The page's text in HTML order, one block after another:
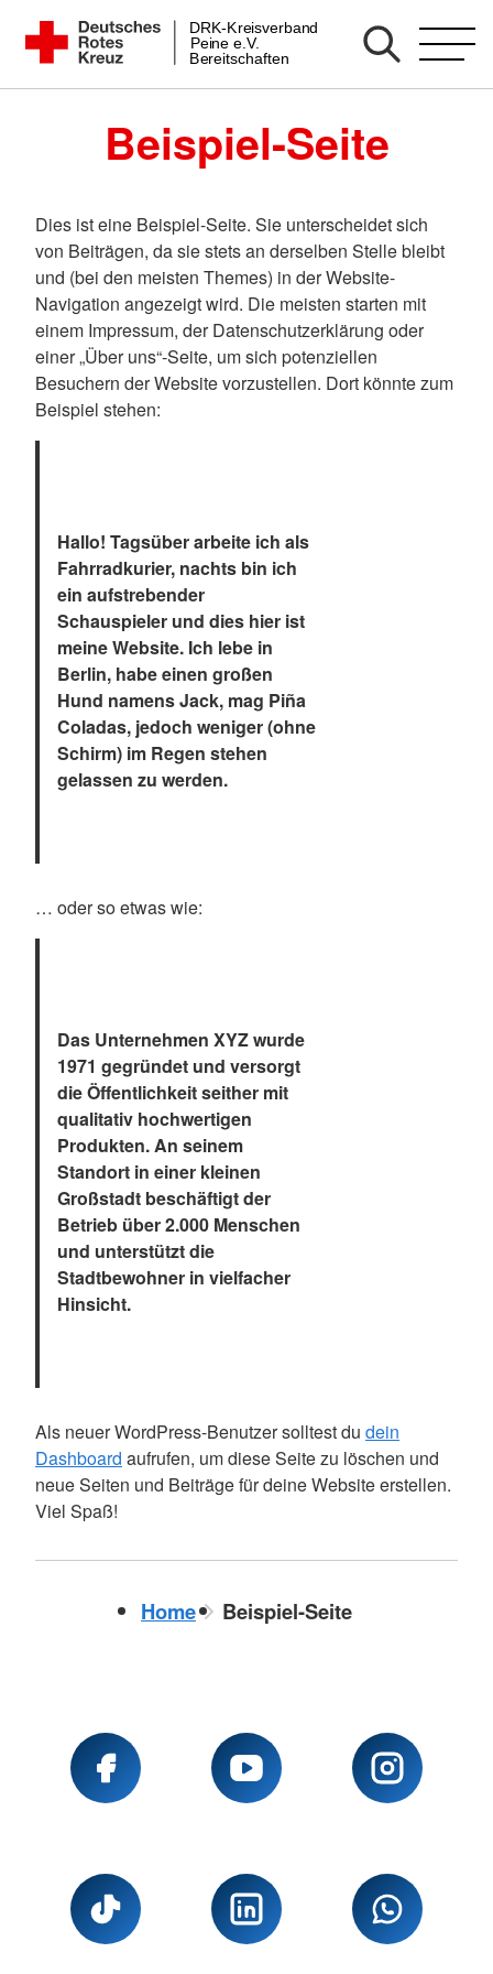
Zum
Inhalt
springen
DRK Bereitschaft Peine
Bereitschaften
Peine e.V.
DRK-Kreisverband
Beispiel-Seite
Dies ist eine Beispiel-Seite. Sie unterscheidet sich
von Beiträgen, da sie stets an derselben Stelle bleibt
und (bei den meisten Themes) in der Website-
Navigation angezeigt wird. Die meisten starten mit
einem Impressum, der Datenschutzerklärung oder
einer „Über uns“-Seite, um sich potenziellen
Besuchern der Website vorzustellen. Dort könnte zum
Beispiel stehen:
Hallo! Tagsüber arbeite ich als
Fahrradkurier, nachts bin ich
ein aufstrebender
Schauspieler und dies hier ist
meine Website. Ich lebe in
Berlin, habe einen großen
Hund namens Jack, mag Piña
Coladas, jedoch weniger (ohne
Schirm) im Regen stehen
gelassen zu werden.
… oder so etwas wie:
Das Unternehmen XYZ wurde
1971 gegründet und versorgt
die Öffentlichkeit seither mit
qualitativ hochwertigen
Produkten. An seinem
Standort in einer kleinen
Großstadt beschäftigt der
Betrieb über 2.000 Menschen
und unterstützt die
Stadtbewohner in vielfacher
Hinsicht.
Als neuer WordPress-Benutzer solltest du dein
Dashboard aufrufen, um diese Seite zu löschen und
neue Seiten und Beiträge für deine Website erstellen.
Viel Spaß!
Home Beispiel-Seite